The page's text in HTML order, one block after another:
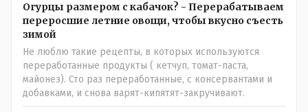
Огурцы размером с кабачок? - Перерабатываем
переросшие летние овощи, чтобы вкусно съесть
зимой
Не люблю такие рецепты, в которых используются
переработанные продукты ( кетчуп, томат-паста,
майонез). Сто раз переработанные, с консервантами и
добавками, и снова варят-кипятят-закручивают.